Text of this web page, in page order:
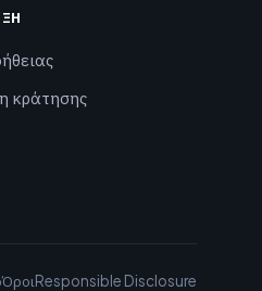
κράτησης
ΌροιResponsible Disclosure